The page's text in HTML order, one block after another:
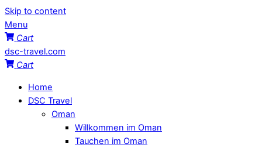
Skip to content
Menu
Cart
dsc-travel.com
Cart
Home
DSC Travel
Oman
Willkommen im Oman
Tauchen im Oman